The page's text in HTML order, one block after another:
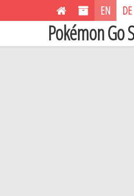
EN DE
Pokémon Go